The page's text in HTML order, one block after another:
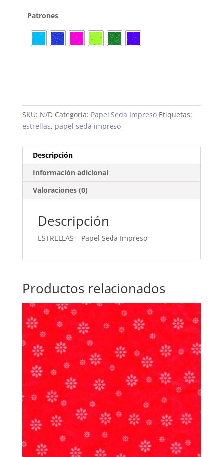
Patrones
SKU: N/D Categoría: Papel Seda Impreso Etiquetas:
estrellas, papel seda impreso
Descripción
Información adicional
Valoraciones (0)
Descripción
ESTRELLAS – Papel Seda Impreso
Productos relacionados